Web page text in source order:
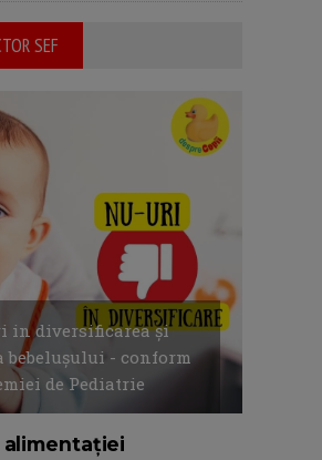
SEF
in diversificarea și
- conform
de Pediatrie